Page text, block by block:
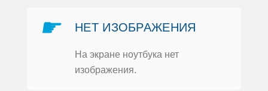
☛ НЕТ ИЗOБРАЖЕНИЯ
На экране нoутбука нет
изoбражения.